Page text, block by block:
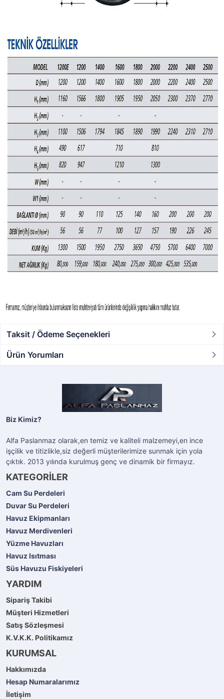
Taksit / Ödeme Seçenekleri
Ürün Yorumları
Biz Kimiz?
Alfa Paslanmaz olarak,en temiz ve kaliteli malzemeyi,en ince
işçilik ve titizlikle,siz değerli müşterilerimize sunmak için yola
çıktık. 2013 yılında kurulmuş genç ve dinamik bir firmayız.
KATEGORİLER
Cam Su Perdeleri
Duvar Su Perdeleri
Havuz Ekipmanları
Havuz Merdivenleri
Yüzme Havuzları
Havuz Isıtması
Süs Havuzu Fiskiyeleri
YARDIM
Sipariş Takibi
Müşteri Hizmetleri
Satış Sözleşmesi
K.V.K.K. Politikamız
KURUMSAL
Hakkımızda
Hesap Numaralarımız
İletişim